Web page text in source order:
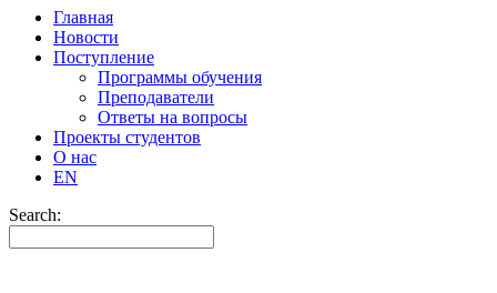
Главная
Новости
Поступление
Программы обучения
Преподаватели
Ответы на вопросы
Проекты студентов
О нас
EN
Search: